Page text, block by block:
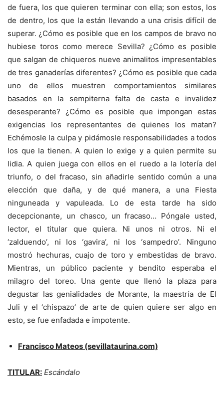
de fuera, los que quieren terminar con ella; son estos, los
de dentro, los que la están llevando a una crisis difícil de
superar. ¿Cómo es posible que en los campos de bravo no
hubiese toros como merece Sevilla? ¿Cómo es posible
que salgan de chiqueros nueve animalitos impresentables
de tres ganaderías diferentes? ¿Cómo es posible que cada
uno de ellos muestren comportamientos similares
basados en la sempiterna falta de casta e invalidez
desesperante? ¿Cómo es posible que impongan estas
exigencias los representantes de quienes los matan?
Echémosle la culpa y pidámosle responsabilidades a todos
los que la tienen. A quien lo exige y a quien permite su
lidia. A quien juega con ellos en el ruedo a la lotería del
triunfo, o del fracaso, sin añadirle sentido común a una
elección que daña, y de qué manera, a una Fiesta
ninguneada y vapuleada. Lo de esta tarde ha sido
decepcionante, un chasco, un fracaso… Póngale usted,
lector, el titular que quiera. Ni unos ni otros. Ni el
‘zalduendo’, ni los ‘gavira’, ni los ‘sampedro’. Ninguno
mostró hechuras, cuajo de toro y embestidas de bravo.
Mientras, un público paciente y bendito esperaba el
milagro del toreo. Una gente que llenó la plaza para
degustar las genialidades de Morante, la maestría de El
Juli y el ‘chispazo’ de arte de quien quiere ser algo en
esto, se fue enfadada e impotente.
Francisco Mateos (sevillataurina.com)
TITULAR: Escándalo